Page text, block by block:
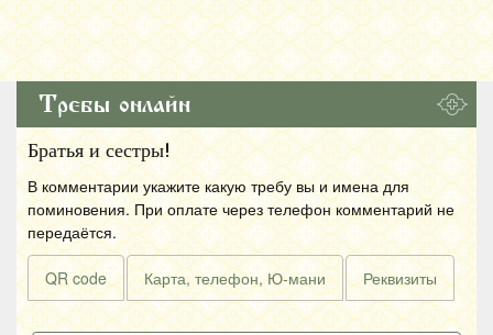
Требы онлайн
Братья и сестры!
В комментарии укажите какую требу вы и имена для
поминовения. При оплате через телефон комментарий не
передаётся.
QR code Карта, телефон, Ю-мани Реквизиты